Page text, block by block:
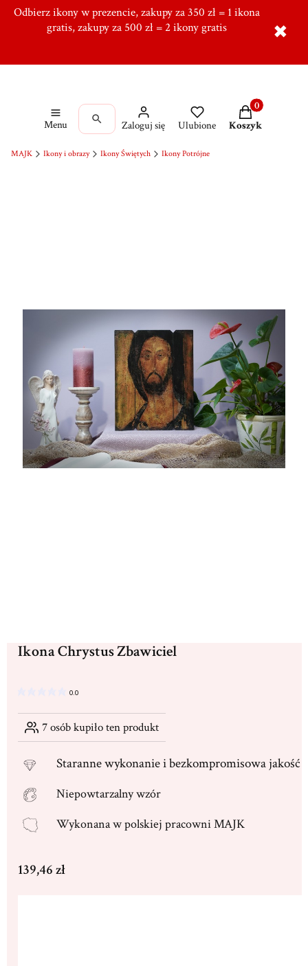
Odbierz ikony w prezencie, zakupy za 350 zł = 1 ikona
gratis, zakupy za 500 zł = 2 ikony gratis
Tworzymy od ponad 10 lat w Ręcznie, Ponad 5000
zadowolonych klientów,Dołącz do naszej grupy! ✖
Menu Zaloguj się Ulubione
Produkty w
Koszyk
MAJK Ikony i obrazy Ikony Świętych Ikony Potrójne
Ikona Chrystus Zbawiciel
0.0
7osób kupiło ten produkt
Starannewykonanie i bezkompromisowa jakość
Niepowtarzalny wzór
Wykonana wpolskiej pracowni MAJK
Cena
139,46 zł